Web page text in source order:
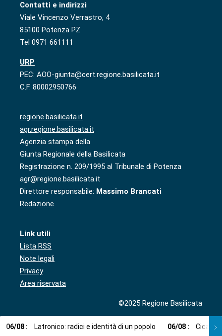
Contatti e indirizzi
Viale Vincenzo Verrastro, 4
85100 Potenza PZ
Tel 0971 661111
URP
PEC: AOO-giunta@cert.regione.basilicata.it
C.F. 80002950766
regione.basilicata.it
agr.regione.basilicata.it
Agenzia stampa della
Giunta Regionale della Basilicata
Registrazione n. 209/1995 al Tribunale di Potenza
agr@regione.basilicata.it
Direttore responsabile: Massimo Brancati
Redazione
Link utili
Lista RSS
Note legali
Privacy
Area riservata
©2025 Regione Basilicata
06/08 : Latronico: radici e identità di un popolo 06/08 : Cicala: